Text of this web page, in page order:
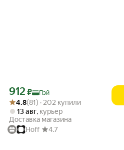
Цена с картой Яндекс Пэй 912 ₽ вместо
912 ₽
Пэй
Рейтинг товара: 4.8 из 5
Оценок: (81) · 202 купили
4.8(81) · 202 купили
13 авг, курьер
Доставка магазина
Hoff
4.7